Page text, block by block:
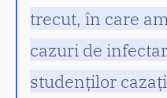
trecut, în care
cazuri de
studenților